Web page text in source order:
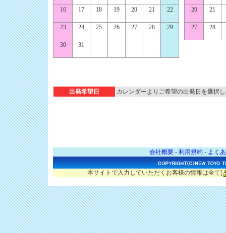
16 17 18 19 20 21 22
23 24 25 26 27 28 29
30 31
20 21
27 28
出発希望日 カレンダーよりご希望の出発日を選択
会社概要 - 利用規約 - よく
本サイトで入力していただくお客様の情報は全て[